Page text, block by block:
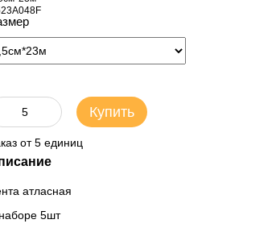
Купить
от 5 единиц
атласная
5шт